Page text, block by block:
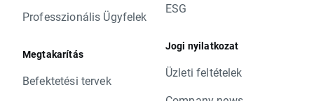
Professzionális Ügyfelek
Megtakarítás
Befektetési tervek
ESG
Jogi nyilatkozat
Üzleti feltételek